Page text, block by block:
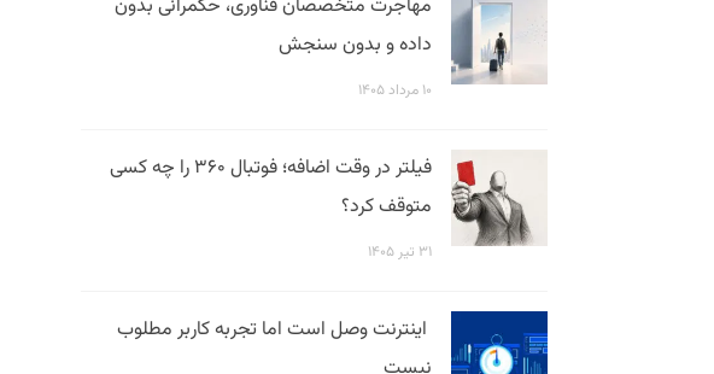
مهاجرت متخصصان فناوری، حکمرانی بدون
داده و بدون سنجش
۱۰ مرداد ۱۴۰۵
فیلتر در وقت اضافه؛ فوتبال ۳۶۰ را چه کسی
متوقف کرد؟
۳۱ تیر ۱۴۰۵
اینترنت وصل است اما تجربه کاربر مطلوب